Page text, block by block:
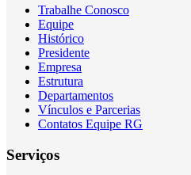
Trabalhe Conosco
Equipe
Histórico
Presidente
Empresa
Estrutura
Departamentos
Vínculos e Parcerias
Contatos Equipe RG
Serviços